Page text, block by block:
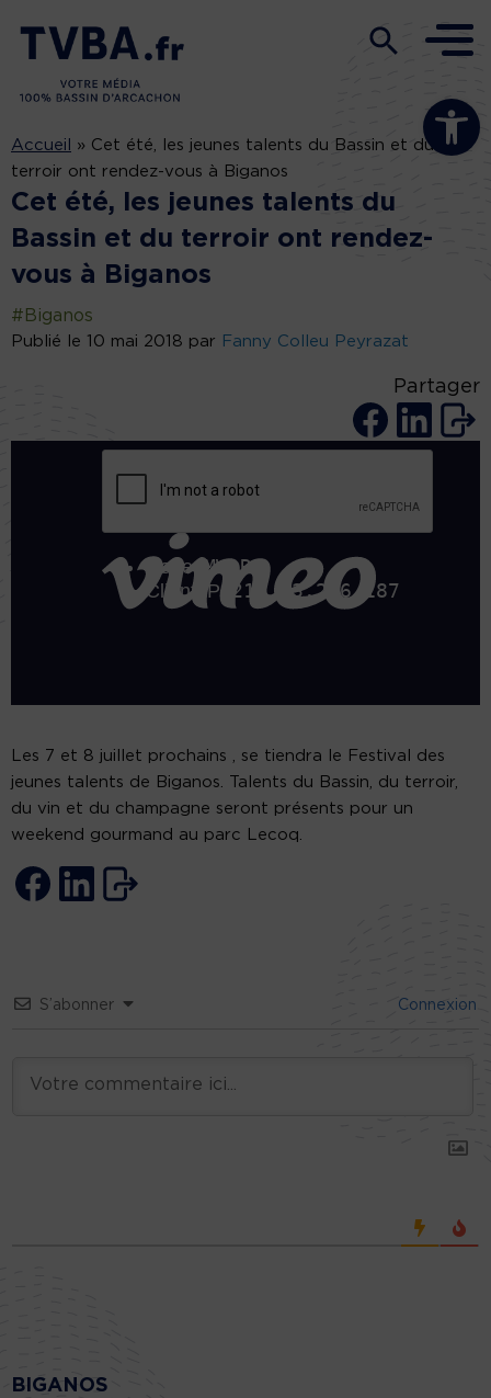
Ouvrir la
Accueil » Cet été, les jeunes talents du Bassin et du
terroir ont rendez-vous à Biganos
Cet été, les jeunes talents du
Bassin et du terroir ont rendez-
vous à Biganos
#Biganos
Publié le 10 mai 2018 par Fanny Colleu Peyrazat
Partager
Les 7 et 8 juillet prochains , se tiendra le Festival des
jeunes talents de Biganos. Talents du Bassin, du terroir,
du vin et du champagne seront présents pour un
weekend gourmand au parc Lecoq.
S’abonner Connexion
BIGANOS